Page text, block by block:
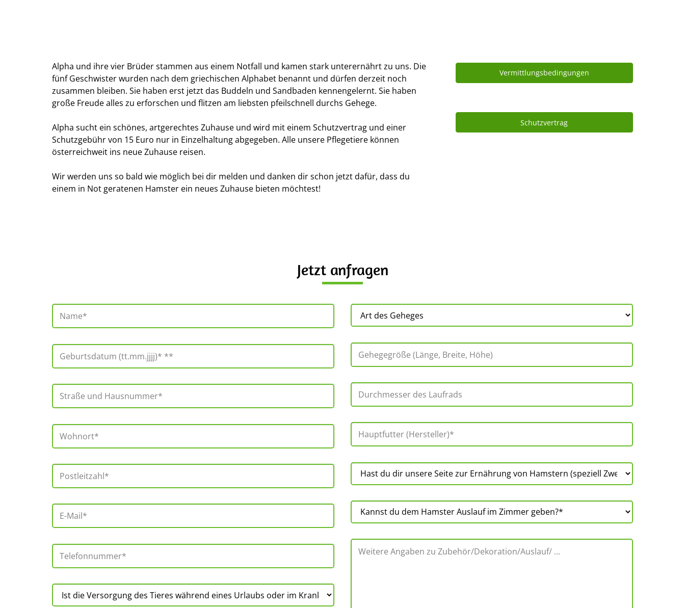
Alpha und ihre vier Brüder stammen aus einem Notfall und kamen stark unterernährt zu uns. Die
fünf Geschwister wurden nach dem griechischen Alphabet benannt und dürfen derzeit noch
zusammen bleiben. Sie haben erst jetzt das Buddeln und Sandbaden kennengelernt. Sie haben
große Freude alles zu erforschen und flitzen am liebsten pfeilschnell durchs Gehege.
Alpha sucht ein schönes, artgerechtes Zuhause und wird mit einem Schutzvertrag und einer
Schutzgebühr von 15 Euro nur in Einzelhaltung abgegeben. Alle unsere Pflegetiere können
österreichweit ins neue Zuhause reisen.
Wir werden uns so bald wie möglich bei dir melden und danken dir schon jetzt dafür, dass du
einem in Not geratenen Hamster ein neues Zuhause bieten möchtest!
Vermittlungsbedingungen
Schutzvertrag
Jetzt anfragen